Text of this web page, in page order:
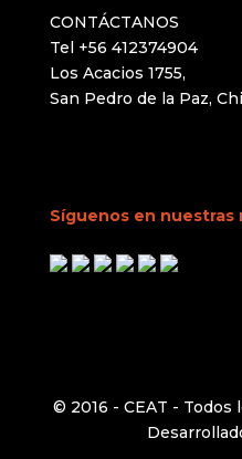
CONTÁCTANOS
Tel +56 412374904
Los Acacios 1755,
San Pedro de la Paz,
Síguenos en nuestras
© 2016 - CEAT - Todos